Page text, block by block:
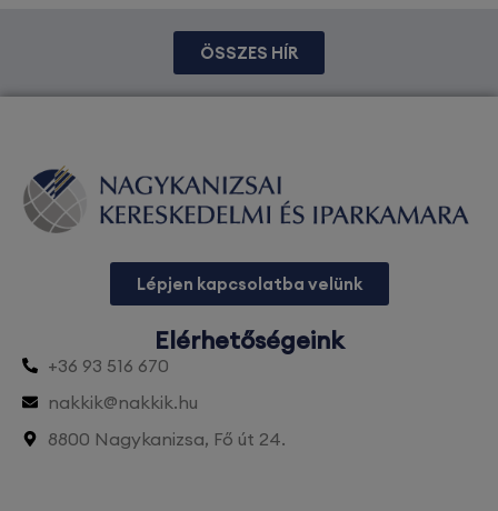
ÖSSZES HÍR
Lépjen kapcsolatba velünk
Elérhetőségeink
+36 93 516 670
nakkik@nakkik.hu
8800 Nagykanizsa, Fő út 24.